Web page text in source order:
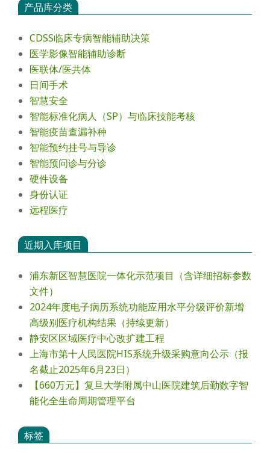
产品库分类
CDSS临床专病智能辅助决策
医学影像智能辅助诊断
医联体/医共体
日间手术
智慧安全
智能标准化病人（SP）与临床技能考核
智能疫苗查漏补种
智能预约挂号与导诊
智能预问诊与分诊
硬件设备
身份认证
远程医疗
近期入库项目
浦东新区智慧医院一体化示范项目（含详细招标参数
文件）
2024年度电⼦病历系统功能应⽤⽔平分级评价新增
⾼级别医疗机构结果（持续更新）
静安区区域医疗中心改扩建工程
上海市第十人民医院HIS系统升级采购意向公示（报
名截止2025年6月23日）
【660万元】复旦大学附属中山医院建筑后勤数字智
能化全生命周期管理平台
标签